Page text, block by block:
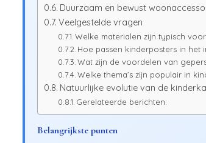
Duurzaam en bewust
Veelgestelde vragen
Welke materialen zijn typisch
Hoe passen kinderposters in het
Wat zijn de voordelen van
Welke thema’s zijn populair in
Natuurlijke evolutie van de
Gerelateerde berichten:
Belangrijkste punten